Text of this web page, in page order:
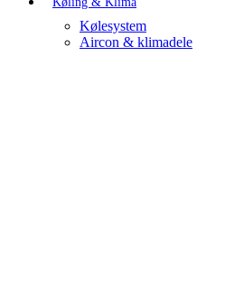
Kølesystem
Aircon & klimadele